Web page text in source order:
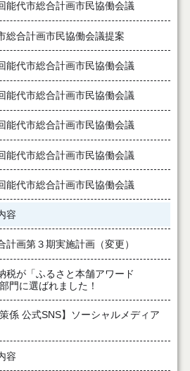
能代市総合計画市民協働会議
総合計画市民協働会議提案
能代市総合計画市民協働会議
能代市総合計画市民協働会議
能代市総合計画市民協働会議
能代市総合計画市民協働会議
能代市総合計画市民協働会議
容
計画第３期実施計画（変更）
税が「ふるさと本舗アワード
門に選ばれました！
係 公式SNS】ソーシャルメディア
容